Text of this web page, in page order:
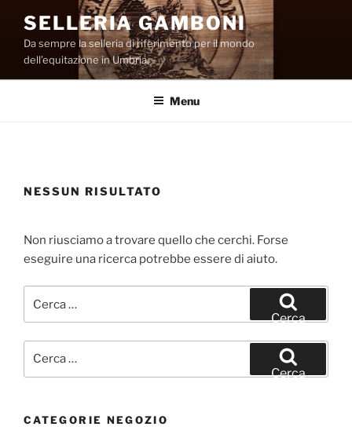
contenuto
SELLERIA GAMBONI
Da sempre la selleria di riferimento per il mondo
dell’equitazione in Umbria.
Menu
NESSUN RISULTATO
Non riusciamo a trovare quello che cerchi. Forse
eseguire una ricerca potrebbe essere di aiuto.
Cerca
Cerca
CATEGORIE NEGOZIO